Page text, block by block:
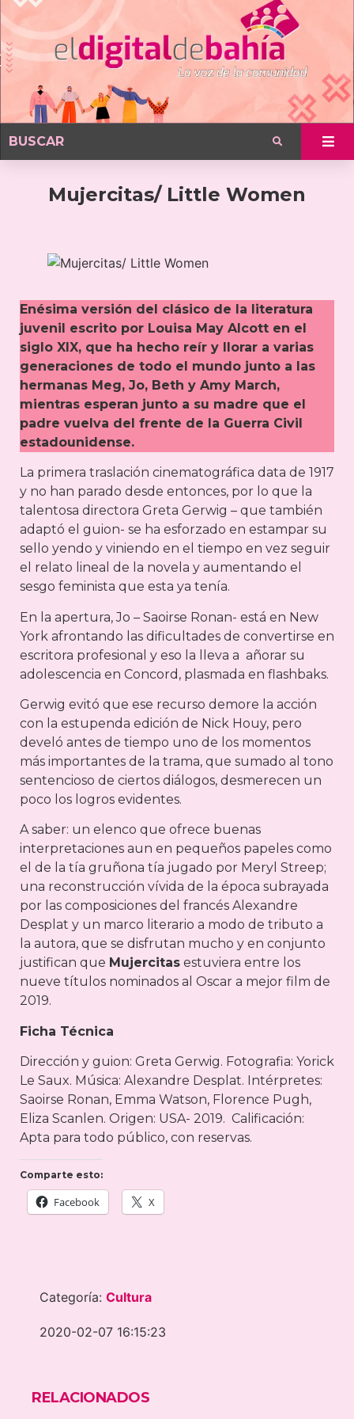
Mujercitas/ Little Women
Enésima versión del clásico de la literatura
juvenil escrito por Louisa May Alcott en el
siglo XIX, que ha hecho reír y llorar a varias
generaciones de todo el mundo junto a las
hermanas Meg, Jo, Beth y Amy March,
mientras esperan junto a su madre que el
padre vuelva del frente de la Guerra Civil
estadounidense.
La primera traslación cinematográfica data de 1917
y no han parado desde entonces, por lo que la
talentosa directora Greta Gerwig – que también
adaptó el guion- se ha esforzado en estampar su
sello yendo y viniendo en el tiempo en vez seguir
el relato lineal de la novela y aumentando el
sesgo feminista que esta ya tenía.
En la apertura, Jo – Saoirse Ronan- está en New
York afrontando las dificultades de convertirse en
escritora profesional y eso la lleva a añorar su
adolescencia en Concord, plasmada en flashbaks.
Gerwig evitó que ese recurso demore la acción
con la estupenda edición de Nick Houy, pero
develó antes de tiempo uno de los momentos
más importantes de la trama, que sumado al tono
sentencioso de ciertos diálogos, desmerecen un
poco los logros evidentes.
A saber: un elenco que ofrece buenas
interpretaciones aun en pequeños papeles como
el de la tía gruñona tía jugado por Meryl Streep;
una reconstrucción vívida de la época subrayada
por las composiciones del francés Alexandre
Desplat y un marco literario a modo de tributo a
la autora, que se disfrutan mucho y en conjunto
justifican que Mujercitas estuviera entre los
nueve títulos nominados al Oscar a mejor film de
2019.
Ficha Técnica
Dirección y guion: Greta Gerwig. Fotografia: Yorick
Le Saux. Música: Alexandre Desplat. Intérpretes:
Saoirse Ronan, Emma Watson, Florence Pugh,
Eliza Scanlen. Origen: USA- 2019. Calificación:
Apta para todo público, con reservas.
Comparte esto:
Facebook X
Categoría: Cultura
2020-02-07 16:15:23
RELACIONADOS